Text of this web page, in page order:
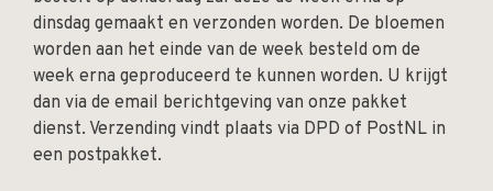
dinsdag gemaakt en verzonden worden. De bloemen
worden aan het einde van de week besteld om de
week erna geproduceerd te kunnen worden. U krijgt
dan via de email berichtgeving van onze pakket
dienst. Verzending vindt plaats via DPD of PostNL in
een postpakket.